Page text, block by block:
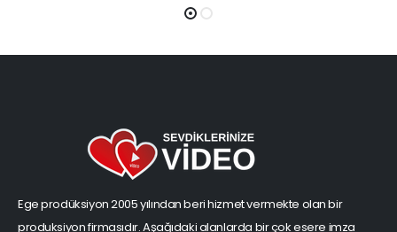
Ege prodüksiyon 2005 yılından beri hizmet vermekte olan bir
produksiyon firmasıdır. Aşağıdaki alanlarda bir çok esere imza